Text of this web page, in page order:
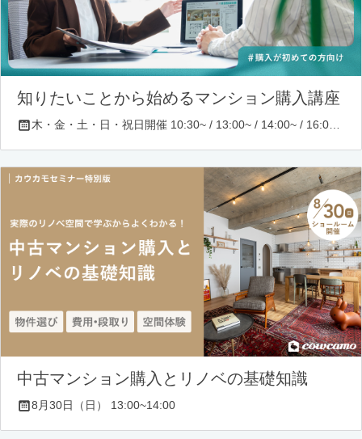
知りたいことから始めるマンション購入講座
木・金・土・日・祝日開催 10:30~ / 13:00~ / 14:00~ / 16:00~ / 17:00~/ 18:30~/ 19:30~
中古マンション購入とリノベの基礎知識
8月30日（日） 13:00~14:00